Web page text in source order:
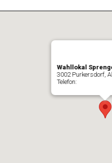
Wahllokal
3002 Purkersdorf,
Telefon: